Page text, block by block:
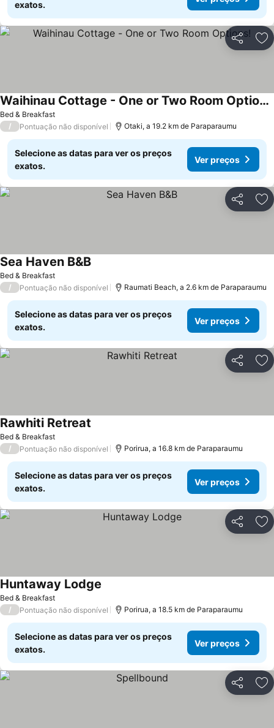
exatos.
Partilhar
Bed & Breakfast
Waihinau Cottage - One or Two Room Options!
/ Pontuação não disponível Otaki, a 19.2 km de Paraparaumu
Selecione as datas para ver os preços
exatos.
Ver preços
Partilhar
Bed & Breakfast
Sea Haven B&B
/ Pontuação não disponível Raumati Beach, a 2.6 km de Paraparaumu
Selecione as datas para ver os preços
exatos.
Ver preços
Partilhar
Bed & Breakfast
Rawhiti Retreat
/ Pontuação não disponível Porirua, a 16.8 km de Paraparaumu
Selecione as datas para ver os preços
exatos.
Ver preços
Partilhar
Bed & Breakfast
Huntaway Lodge
/ Pontuação não disponível Porirua, a 18.5 km de Paraparaumu
Selecione as datas para ver os preços
exatos.
Ver preços
Partilhar